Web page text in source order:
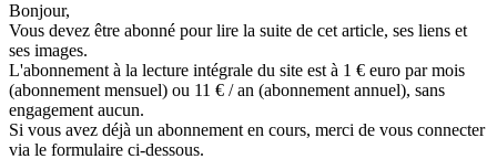
Bonjour,
Vous devez être abonné pour lire la suite de cet article, ses liens et
ses images.
L'abonnement à la lecture intégrale du site est à 1 € euro par mois
(abonnement mensuel) ou 11 € / an (abonnement annuel), sans
engagement aucun.
Si vous avez déjà un abonnement en cours, merci de vous connecter
via le formulaire ci-dessous.